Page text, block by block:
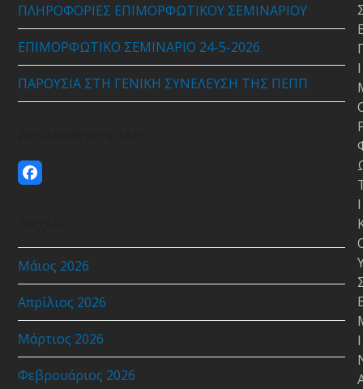
ΠΛΗΡΟΦΟΡΙΕΣ ΕΠΙΜΟΡΦΩΤΙΚΟΥ ΣΕΜΙΝΑΡΙΟΥ
ΕΠΙΜΟΡΦΩΤΙΚΟ ΣΕΜΙΝΑΡΙΟ 24-5-2026
ΠΑΡΟΥΣΙΑ ΣΤΗ ΓΕΝΙΚΗ ΣΥΝΕΛΕΥΣΗ ΤΗΣ ΠΕΠΠ
Facebook
Μάιος 2026
Απρίλιος 2026
Μάρτιος 2026
Φεβρουάριος 2026
Ι
Ι
Ι